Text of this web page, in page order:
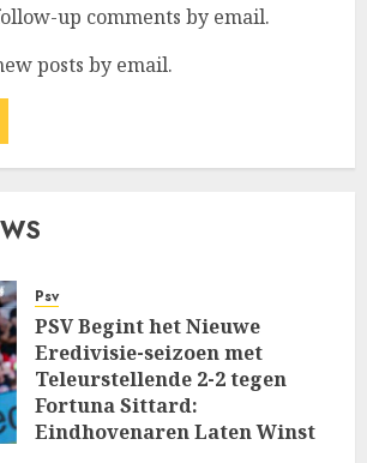
up comments by email.
posts by email.
Psv
PSV Begint het Nieuwe
Eredivisie-seizoen met
Teleurstellende 2-2 tegen
Fortuna Sittard:
Eindhovenaren Laten Winst